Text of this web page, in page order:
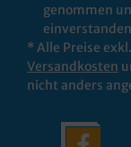
genommen
* Alle Preise
Versandkosten
nicht anders